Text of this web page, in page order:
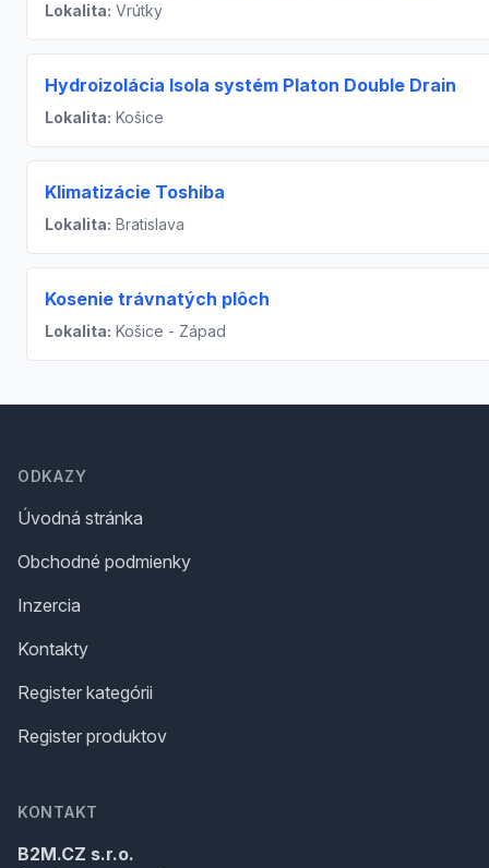
Lokalita: Vrútky
Hydroizolácia Isola systém Platon Double Drain
Lokalita: Košice
Klimatizácie Toshiba
Lokalita: Bratislava
Kosenie trávnatých plôch
Lokalita: Košice - Západ
ODKAZY
Úvodná stránka
Obchodné podmienky
Inzercia
Kontakty
Register kategórii
Register produktov
KONTAKT
B2M.CZ s.r.o.